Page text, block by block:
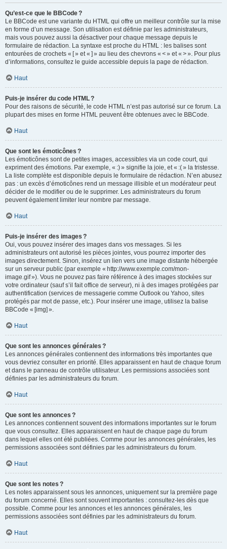
Qu’est-ce que le BBCode ?
Le BBCode est une variante du HTML qui offre un meilleur contrôle sur la mise
en forme d’un message. Son utilisation est définie par les administrateurs,
mais vous pouvez aussi la désactiver pour chaque message depuis le
formulaire de rédaction. La syntaxe est proche du HTML : les balises sont
entourées de crochets « [ » et « ] » au lieu des chevrons « < » et « > ». Pour plus
d’informations, consultez le guide accessible depuis la page de rédaction.
Haut
Puis-je insérer du code HTML ?
Pour des raisons de sécurité, le code HTML n’est pas autorisé sur ce forum. La
plupart des mises en forme HTML peuvent être obtenues avec le BBCode.
Haut
Que sont les émoticônes ?
Les émoticônes sont de petites images, accessibles via un code court, qui
expriment des émotions. Par exemple, « :) » signifie la joie, et « :( » la tristesse.
La liste complète est disponible depuis le formulaire de rédaction. N’en abusez
pas : un excès d’émoticônes rend un message illisible et un modérateur peut
décider de le modifier ou de le supprimer. Les administrateurs du forum
peuvent également limiter leur nombre par message.
Haut
Puis-je insérer des images ?
Oui, vous pouvez insérer des images dans vos messages. Si les
administrateurs ont autorisé les pièces jointes, vous pourrez importer des
images directement. Sinon, insérez un lien vers une image distante hébergée
sur un serveur public (par exemple « http://www.exemple.com/mon-
image.gif »). Vous ne pouvez pas faire référence à des images stockées sur
votre ordinateur (sauf s’il fait office de serveur), ni à des images protégées par
authentification (services de messagerie comme Outlook ou Yahoo, sites
protégés par mot de passe, etc.). Pour insérer une image, utilisez la balise
BBCode « [img] ».
Haut
Que sont les annonces générales ?
Les annonces générales contiennent des informations très importantes que
vous devriez consulter en priorité. Elles apparaissent en haut de chaque forum
et dans le panneau de contrôle utilisateur. Les permissions associées sont
définies par les administrateurs du forum.
Haut
Que sont les annonces ?
Les annonces contiennent souvent des informations importantes sur le forum
que vous consultez. Elles apparaissent en haut de chaque page du forum
dans lequel elles ont été publiées. Comme pour les annonces générales, les
permissions associées sont définies par les administrateurs du forum.
Haut
Que sont les notes ?
Les notes apparaissent sous les annonces, uniquement sur la première page
du forum concerné. Elles sont souvent importantes : consultez-les dès que
possible. Comme pour les annonces et les annonces générales, les
permissions associées sont définies par les administrateurs du forum.
Haut